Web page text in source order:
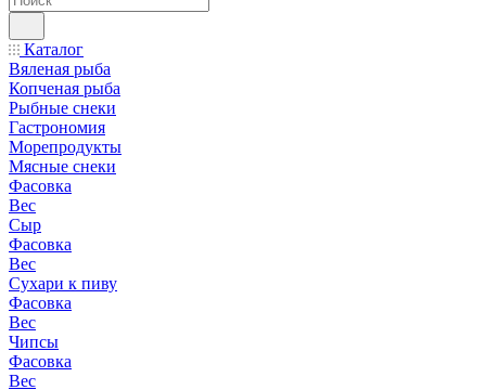
Каталог
Вяленая рыба
Копченая рыба
Рыбные снеки
Гастрономия
Морепродукты
Мясные снеки
Фасовка
Вес
Сыр
Фасовка
Вес
Сухари к пиву
Фасовка
Вес
Чипсы
Фасовка
Вес